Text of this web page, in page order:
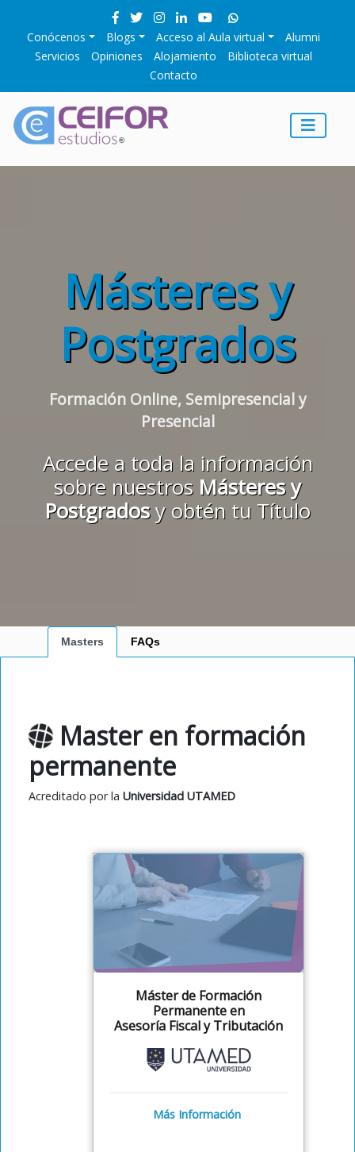
Conócenos Blogs Acceso al Aula virtual
Alumni
Servicios
Opiniones Alojamiento
Biblioteca virtual
Contacto
Másteres y
Postgrados
Formación Online, Semipresencial y
Presencial
Accede a toda la información
sobre nuestros Másteres y
Postgradosy obtén tu Título
Masters FAQs
Master en formación
permanente
Acreditado por la Universidad UTAMED
Máster de Formación
Permanente en
Asesoría Fiscal y Tributación
Más Información